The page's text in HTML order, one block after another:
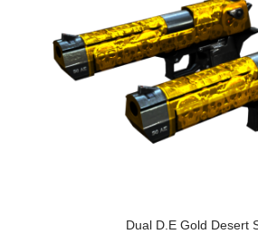
Dual D.E Gold Desert